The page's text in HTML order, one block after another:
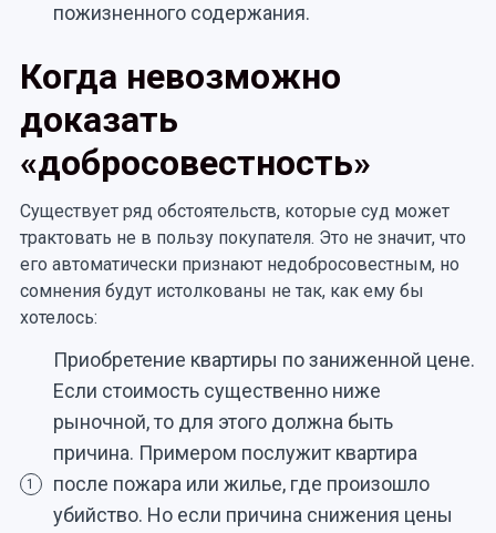
пожизненного содержания.
Когда невозможно
доказать
«добросовестность»
Существует ряд обстоятельств, которые суд может
трактовать не в пользу покупателя. Это не значит, что
его автоматически признают недобросовестным, но
сомнения будут истолкованы не так, как ему бы
хотелось:
1
Приобретение квартиры по заниженной цене.
Если стоимость существенно ниже
рыночной, то для этого должна быть
причина. Примером послужит квартира
после пожара или жилье, где произошло
убийство. Но если причина снижения цены